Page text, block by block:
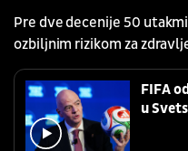
Pre dve decenije 50
ozbiljnim rizikom za
FIFA
u